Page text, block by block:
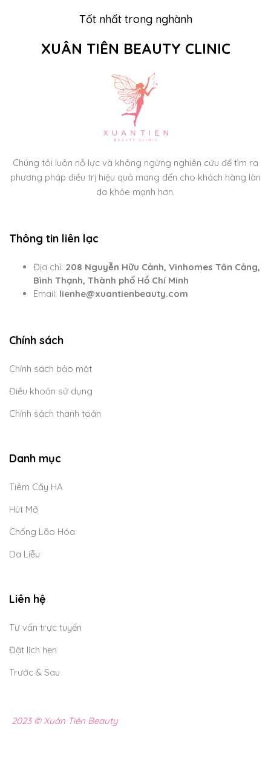
Tốt nhất trong nghành
XUÂN TIÊN BEAUTY CLINIC
Chúng tôi luôn nỗ lực và không ngừng nghiên cứu để tìm ra
phương pháp điều trị hiệu quả mang đến cho khách hàng làn
da khỏe mạnh hơn.
Thông tin liên lạc
Địa chỉ: 208 Nguyễn Hữu Cảnh, Vinhomes Tân Cảng,
Bình Thạnh, Thành phố Hồ Chí Minh
Email: lienhe@xuantienbeauty.com
Chính sách
Chính sách bảo mật
Điều khoản sử dụng
Chính sách thanh toán
Danh mục
Tiêm Cấy HA
Hút Mỡ
Chống Lão Hóa
Da Liễu
Liên hệ
Tư vấn trực tuyến
Đặt lịch hẹn
Trước & Sau
2023 © Xuân Tiên Beauty